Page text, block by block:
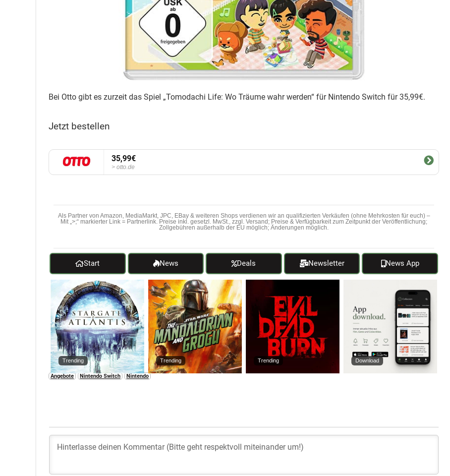
Bei Otto gibt es zurzeit das Spiel „Tomodachi Life: Wo Träume wahr werden“ für Nintendo Switch für 35,99€.
Jetzt bestellen
35,99€
otto.de
Als Partner von Amazon, MediaMarkt, JPC, EBay & weiteren Shops verdienen wir an qualifizierten Verkäufen (ohne Mehrkosten für euch) –
Mit „>;“ markierter Link = Partnerlink. Preise inkl. gesetzl. MwSt., zzgl. Versand; Preise & Verfügbarkeit zum Zeitpunkt der Veröffentlichung;
Zollgebühren außerhalb der EU möglich; Änderungen möglich.
Start News Deals Newsletter News App
Trending Trending Trending Download
Angebote Nintendo Switch Nintendo